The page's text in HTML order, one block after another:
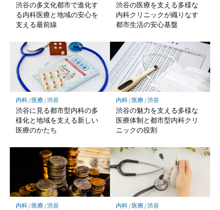
渋谷の多文化都市で進化す
る内科医療と地域の安心を
支える最前線
渋谷の医療を支える多様な
内科クリニックが織りなす
都市生活の安心基盤
内科/医療/渋谷
渋谷に見る都市型内科の多
様化と地域を支える新しい
医療のかたち
内科/医療/渋谷
渋谷の魅力を支える多様な
医療体制と都市型内科クリ
ニックの役割
内科/医療/渋谷 内科/医療/渋谷